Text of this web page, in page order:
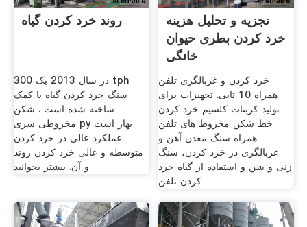
روند خرد کردن گیاه
در سال 2013 یک 300 tph
سنگ خرد کردن گیاه با کمک
ساخته شده است . شکن
مخروطی سری py بهار است
عملکرد عالی در خرد کردن
متوسطه و عالی خرد کردن روند
و آن. بیشتر بخوانید
تجزیه و تحلیل هزینه
خرد کردن بطری حیوان
خانگی
خرد کردن و غربالگری تلفن
همراه 10 تایی. تجهیزات برای
تولید کربنات کلسیم خرد کردن
خط شکن مخروط های تلفن
همراه سنگ معدن آهن و
غربالگری در خرد کردن، سنگ
زنی و شن و استفاده از گیاه خرد
کردن تلفن